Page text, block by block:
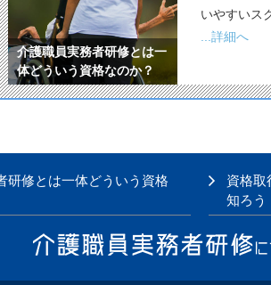
介護職員実務者研修とは一
体どういう資格なのか？
いやすいス
...詳細へ
研修とは一体どういう資格
資格取
知ろう